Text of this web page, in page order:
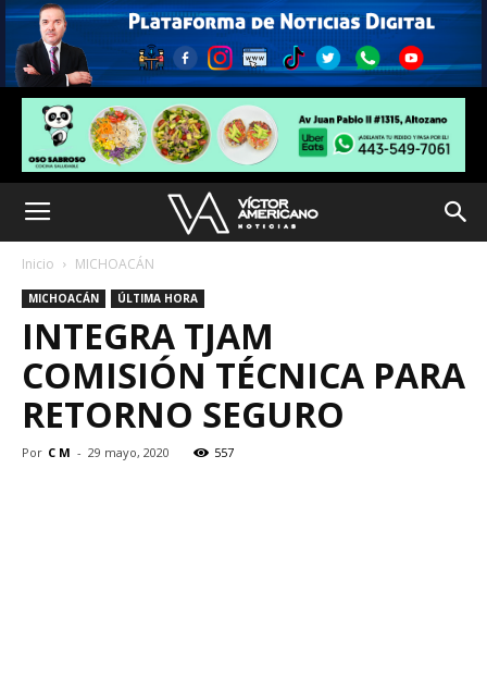
Inicio MICHOACÁN
MICHOACÁN ÚLTIMA HORA
INTEGRA TJAM
COMISIÓN TÉCNICA PARA
RETORNO SEGURO
Por C M - 29 mayo, 2020 557